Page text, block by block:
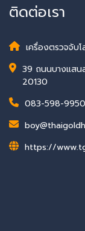
ติดต่อเรา
เครื่องตรวจจับ
39 ถนนบางแสน
20130
083-598-9950
https://